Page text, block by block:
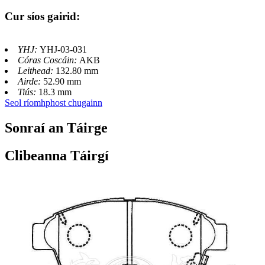
Cur síos gairid:
YHJ: YHJ-03-031
Córas Coscáin: AKB
Leithead: 132.80 mm
Airde: 52.90 mm
Tiús: 18.3 mm
Seol ríomhphost chugainn
Sonraí an Táirge
Clibeanna Táirgí